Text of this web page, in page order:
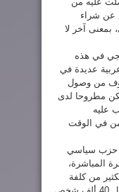
عن شراء
بمعنى آخر لا
في هذه
عديدة في
من وصول
يكن مطروحا لدى
عليه
في الوقت
أي حزب سياسي
المباشرة،
من كلفة